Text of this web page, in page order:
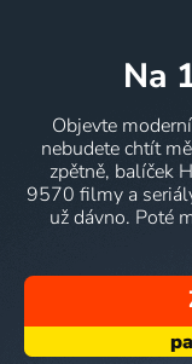
Objevte
nebudete chtít
zpětně, balíček
9570 filmy a
už dávno. Poté